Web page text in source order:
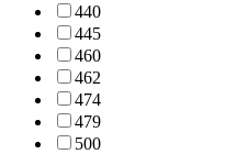
440
445
460
462
474
479
500